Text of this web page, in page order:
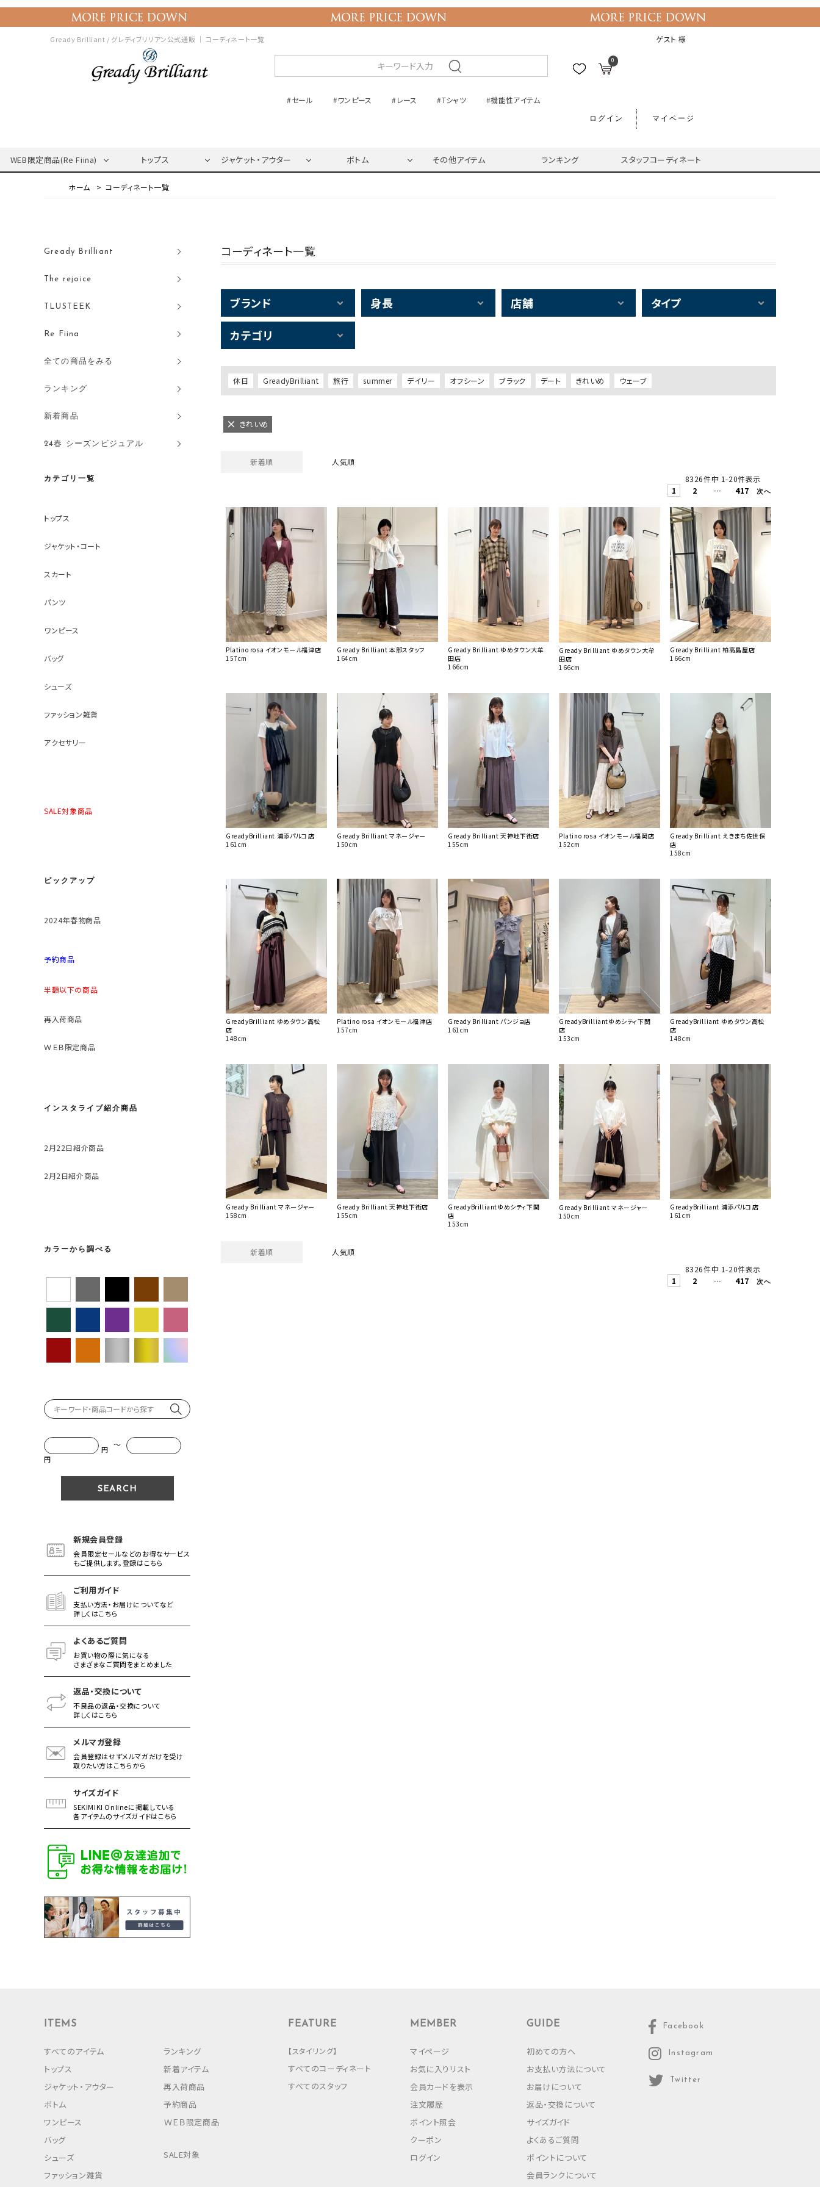
Gready Brilliant / グレディブリリアン公式通販 ｜ コーディネート一覧 ゲスト 様
0
#セール #ワンピース #レース #Tシャツ #機能性アイテム
ログイン マイページ
WEB限定商品(Re Fiina) トップス ジャケット・アウター ボトム その他アイテム ランキング スタッフコーディネート
コーディネート一覧
Gready Brilliant
The rejoice
TLUSTEEK
Re Fiina
全ての商品をみる
ランキング
新着商品
24春 シーズンビジュアル
カテゴリ一覧
トップス
ジャケット・コート
スカート
パンツ
ワンピース
バッグ
シューズ
ファッション雑貨
アクセサリー
SALE対象商品
ピックアップ
2024年春物商品
予約商品
半額以下の商品
再入荷商品
ＷＥＢ限定商品
インスタライブ紹介商品
2月22日紹介商品
2月2日紹介商品
カラーから調べる
円 ～
円
新規会員登録
会員限定セールなどのお得なサービス
もご提供します。登録はこちら
ご利用ガイド
支払い方法・お届けについてなど
詳しくはこちら
よくあるご質問
お買い物の際に気になる
さまざまなご質問をまとめました
返品・交換について
不良品の返品・交換について
詳しくはこちら
メルマガ登録
会員登録はせずメルマガだけを受け
取りたい方はこちらから
サイズガイド
SEKIMIKI Onlineに掲載している
各アイテムのサイズガイドはこちら
コーディネート一覧
ブランド 身長 店舗 タイプ
カテゴリ
休日 GreadyBrilliant 旅行 summer デイリー オフシーン ブラック デート きれいめ ウェーブ
きれいめ
新着順
人気順
8326件中 1-20件表示
1
2 … 417
Platino rosa イオンモール福津店
157cm
Gready Brilliant 本部スタッフ
164cm
Gready Brilliant ゆめタウン大牟
田店
166cm
Gready Brilliant ゆめタウン大牟
田店
166cm
Gready Brilliant 柏高島屋店
166cm
GreadyBrilliant 浦添パルコ店
161cm
Gready Brilliant マネージャー
150cm
Gready Brilliant 天神地下街店
155cm
Platino rosa イオンモール福岡店
152cm
Gready Brilliant えきまち佐世保
店
158cm
GreadyBrilliant ゆめタウン高松
店
148cm
Platino rosa イオンモール福津店
157cm
Gready Brilliant パンジョ店
161cm
GreadyBrilliantゆめシティ下関
店
153cm
GreadyBrilliant ゆめタウン高松
店
148cm
Gready Brilliant マネージャー
158cm
Gready Brilliant 天神地下街店
155cm
GreadyBrilliantゆめシティ下関
店
153cm
Gready Brilliant マネージャー
150cm
GreadyBrilliant 浦添パルコ店
161cm
新着順
人気順
8326件中 1-20件表示
1
2 … 417
ITEMS
すべてのアイテム
トップス
ジャケット・アウター
ボトム
ワンピース
バッグ
シューズ
ファッション雑貨
ランキング
新着アイテム
再入荷商品
予約商品
ＷＥＢ限定商品
SALE対象
FEATURE
【スタイリング】
すべてのコーディネート
すべてのスタッフ
MEMBER
マイページ
お気に入りリスト
会員カードを表示
注文履歴
ポイント照会
クーポン
ログイン
GUIDE
初めての方へ
お支払い方法について
お届けについて
返品・交換について
サイズガイド
よくあるご質問
ポイントについて
会員ランクについて
Facebook
Instagram
Twitter